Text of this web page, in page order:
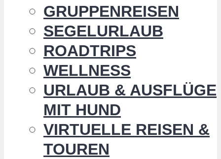
GRUPPENREISEN
SEGELURLAUB
ROADTRIPS
WELLNESS
URLAUB & AUSFLÜGE
MIT HUND
VIRTUELLE REISEN &
TOUREN